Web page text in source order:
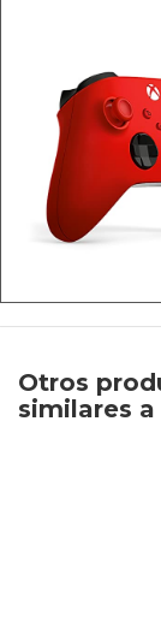
Otros
similares